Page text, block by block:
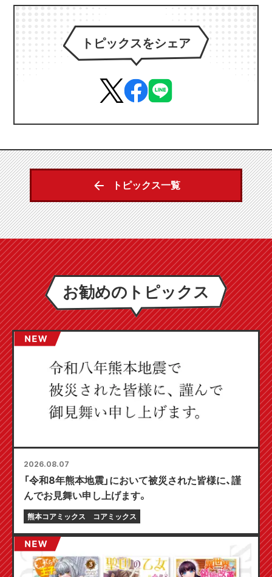
トピックスをシェア
トピックス一覧
お勧めのトピックス
2026.08.07
「令和8年熊本地震」において被災された皆様に、謹
んでお見舞い申し上げます。
熊本コアミックス コアミックス